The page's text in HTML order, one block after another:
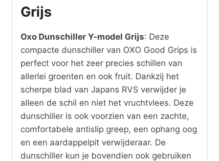
Grijs
Oxo Dunschiller Y-model Grijs: Deze
compacte dunschiller van OXO Good Grips is
perfect voor het zeer precies schillen van
allerlei groenten en ook fruit. Dankzij het
scherpe blad van Japans RVS verwijder je
alleen de schil en niet het vruchtvlees. Deze
dunschiller is ook voorzien van een zachte,
comfortabele antislip greep, een ophang oog
en een aardappelpit verwijderaar. De
dunschiller kun je bovendien ook gebruiken